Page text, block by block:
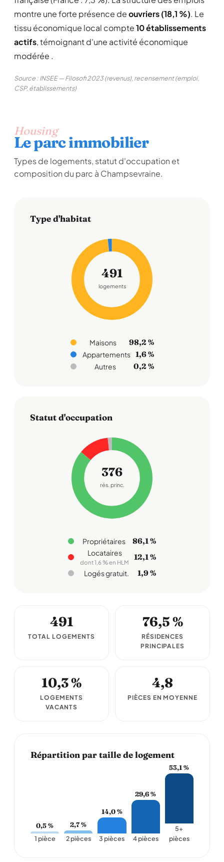
montre une forte présence deouvriers (18,1 %). Le
tissu économique local compte10 établissements
actifs, témoignant d'une activité économique
modérée .
Source : INSEE — Filosofi 2023 (revenus), recensement (emploi,
CSP, établissements)
Housing
Le parc immobilier
Types de logements, statut d'occupation et
composition du parc à Champsevraine.
Type d'habitat
491
logements
Maisons 98,2 %
Appartements 1,6 %
Autres 0,2 %
Statut d'occupation
376
rés. princ.
Propriétaires 86,1 %
Locataires
dont 1,6 % en HLM
12,1 %
Logés gratuit. 1,9 %
491
TOTAL LOGEMENTS
76,5 %
RÉSIDENCES
PRINCIPALES
10,3 %
LOGEMENTS
VACANTS
4,8
PIÈCES EN MOYENNE
Répartition par taille de logement
0,5 %
1 pièce
2,7 %
2 pièces
14,0 %
3 pièces
29,6 %
4 pièces
53,1 %
5+
pièces